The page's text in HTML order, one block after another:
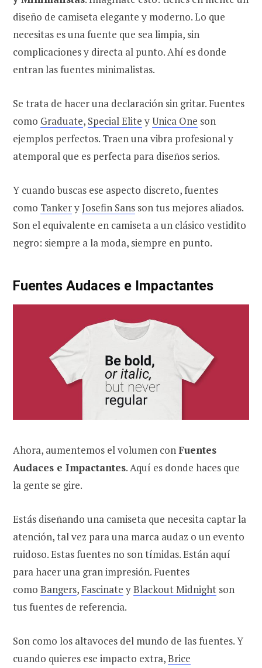
diseño de camiseta elegante y moderno. Lo que
necesitas es una fuente que sea limpia, sin
complicaciones y directa al punto. Ahí es donde
entran las fuentes minimalistas.
Se trata de hacer una declaración sin gritar. Fuentes
como Graduate, Special Elite yUnica One son
ejemplos perfectos. Traen una vibra profesional y
atemporal que es perfecta para diseños serios.
Y cuando buscas ese aspecto discreto, fuentes
como TankeryJosefin Sans son tus mejores aliados.
Son el equivalente en camiseta a un clásico vestidito
negro: siempre a la moda, siempre en punto.
Fuentes Audaces e Impactantes
Ahora, aumentemos el volumen conFuentes
Audaces e Impactantes. Aquí es donde haces que
la gente se gire.
Estás diseñando una camiseta que necesita captar la
atención, tal vez para una marca audaz o un evento
ruidoso. Estas fuentes no son tímidas. Están aquí
para hacer una gran impresión. Fuentes
como Bangers, Fascinate yBlackout Midnight son
tus fuentes de referencia.
Son como los altavoces del mundo de las fuentes. Y
cuando quieres ese impacto extra,Brice